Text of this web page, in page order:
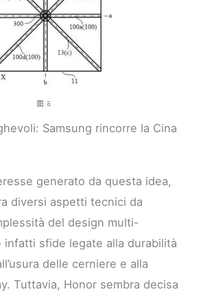
Samsung rincorre la Cina
generato da questa idea,
diversi aspetti tecnici da
del design multi-
infatti sfide legate alla durabilità
delle cerniere e alla
Tuttavia, Honor sembra decisa